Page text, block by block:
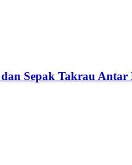
Sepak Takrau Antar